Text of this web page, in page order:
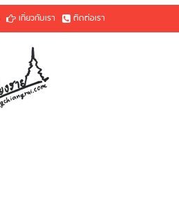
เกี่ยวกับเรา ติดต่อเรา